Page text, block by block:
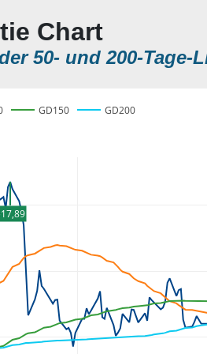
Chart
50- und 200-Tage-
GD150 GD200